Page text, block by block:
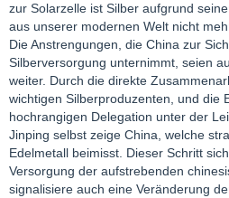
zur Solarzelle ist Silber aufgrund
aus unserer modernen Welt nicht
Die Anstrengungen, die China zur
Silberversorgung unternimmt, seien
weiter. Durch die direkte
wichtigen Silberproduzenten, und die
hochrangigen Delegation unter der
Jinping selbst zeige China, welche
Edelmetall beimisst. Dieser Schritt
Versorgung der aufstrebenden
signalisiere auch eine Veränderung